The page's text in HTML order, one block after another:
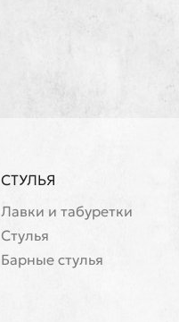
СТУЛЬЯ
Лавки и табуретки
Стулья
Барные стулья